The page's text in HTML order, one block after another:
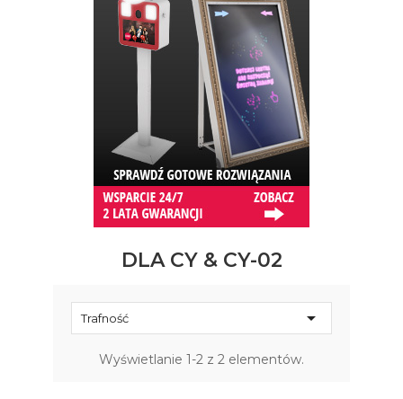
DLA CY & CY-02
Trafność 
Wyświetlanie 1-2 z 2 elementów.